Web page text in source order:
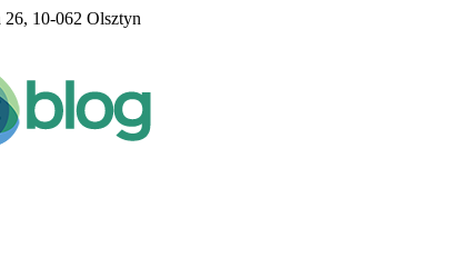
26, 10-062 Olsztyn